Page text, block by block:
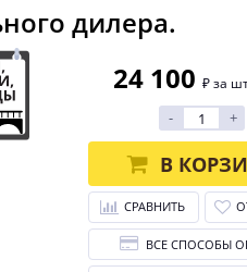
дилера.
24 100 ₽ за
- +
В
СРАВНИТЬ
ВСЕ СПОСОБЫ